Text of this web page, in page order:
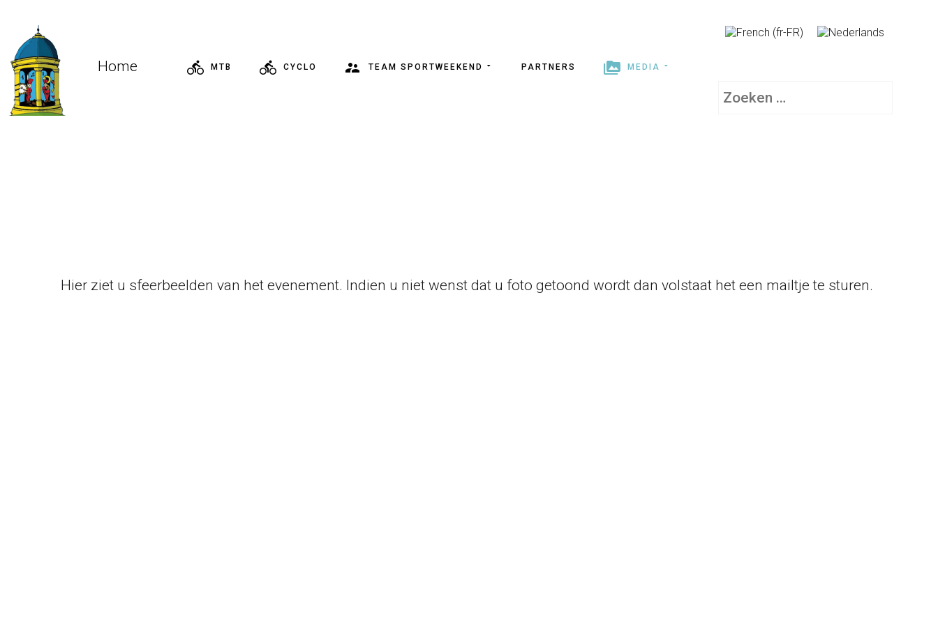
Home MTB CYCLO TEAM SPORTWEEKEND PARTNERS MEDIA
Zoeken
Hier ziet u sfeerbeelden van het evenement. Indien u niet wenst dat u foto getoond wordt dan volstaat het een mailtje te sturen.